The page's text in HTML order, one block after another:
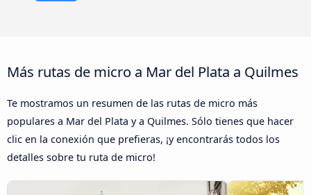
Más rutas de micro a Mar del Plata a Quilmes
Te mostramos un resumen de las rutas de micro más
populares a Mar del Plata y a Quilmes. Sólo tienes que hacer
clic en la conexión que prefieras, ¡y encontrarás todos los
detalles sobre tu ruta de micro!